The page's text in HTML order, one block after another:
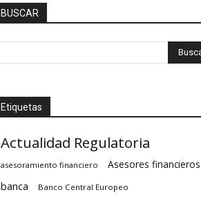
BUSCAR
Etiquetas
Actualidad Regulatoria
asesoramiento financiero Asesores financieros
banca Banco Central Europeo